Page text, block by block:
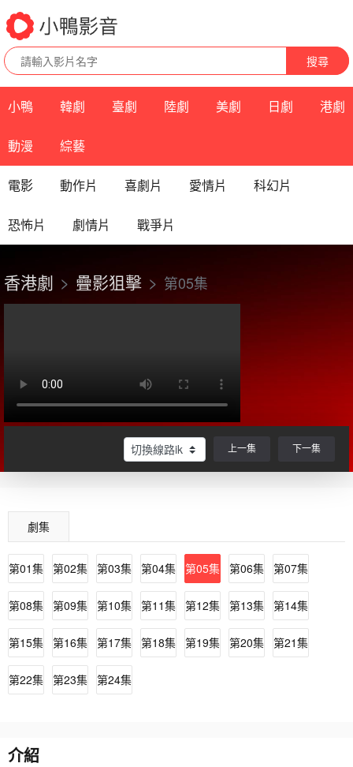
搜尋
小鴨 韓劇 臺劇 陸劇 美劇 日劇 港劇
動漫 綜藝
電影 動作片 喜劇片 愛情片 科幻片
恐怖片 劇情片 戰爭片
香港劇 疊影狙擊 第05集
上一集 下一集
劇集
第01集 第02集 第03集 第04集 第05集 第06集 第07集
第08集 第09集 第10集 第11集 第12集 第13集 第14集
第15集 第16集 第17集 第18集 第19集 第20集 第21集
第22集 第23集 第24集
介紹